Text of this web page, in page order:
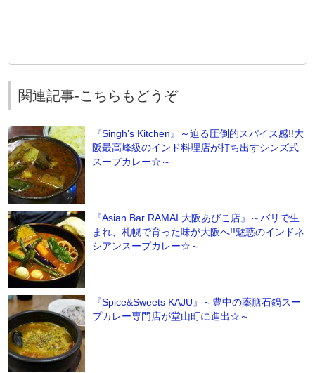
関連記事-こちらもどうぞ
『Singh’s Kitchen』～迫る圧倒的スパイス感!!大
阪最高峰級のインド料理店が打ち出すシンズ式
スープカレー☆～
『Asian Bar RAMAI 大阪あびこ店』～バリで生
まれ、札幌で育った味が大阪へ!!魅惑のインドネ
シアンスープカレー☆～
『Spice&Sweets KAJU』～豊中の薬膳石鍋スー
プカレー専門店が堂山町に進出☆～